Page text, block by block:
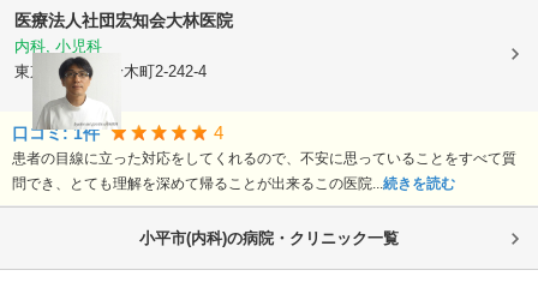
医療法人社団宏知会大林医院
内科, 小児科
東京都小平市
鈴木町2-242-4
口コミ:1件 4
患者の目線に立った対応をしてくれるので、不安に思っていることをすべて質
問でき、とても理解を深めて帰ることが出来るこの医院...続きを読む
小平市(内科)の病院・クリニック一覧